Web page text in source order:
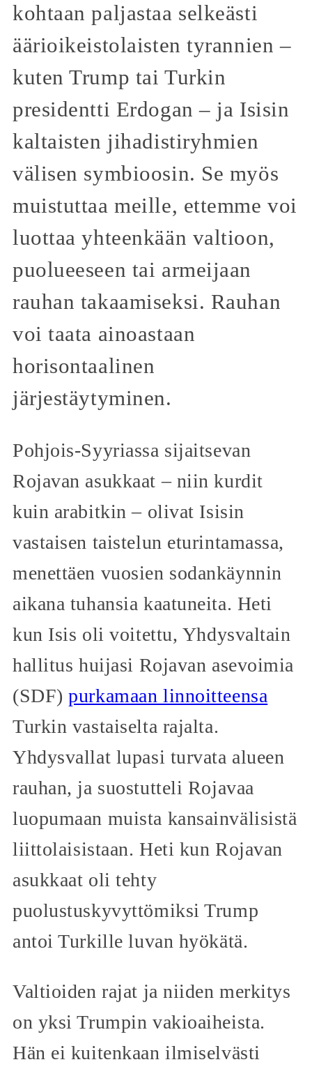
kohtaan paljastaa selkeästi
äärioikeistolaisten tyrannien –
kuten Trump tai Turkin
presidentti Erdogan – ja Isisin
kaltaisten jihadistiryhmien
välisen symbioosin. Se myös
muistuttaa meille, ettemme voi
luottaa yhteenkään valtioon,
puolueeseen tai armeijaan
rauhan takaamiseksi. Rauhan
voi taata ainoastaan
horisontaalinen
järjestäytyminen.
Pohjois-Syyriassa sijaitsevan
Rojavan asukkaat – niin kurdit
kuin arabitkin – olivat Isisin
vastaisen taistelun eturintamassa,
menettäen vuosien sodankäynnin
aikana tuhansia kaatuneita. Heti
kun Isis oli voitettu, Yhdysvaltain
hallitus huijasi Rojavan asevoimia
(SDF)purkamaan linnoitteensa
Turkin vastaiselta rajalta.
Yhdysvallat lupasi turvata alueen
rauhan, ja suostutteli Rojavaa
luopumaan muista kansainvälisistä
liittolaisistaan. Heti kun Rojavan
asukkaat oli tehty
puolustuskyvyttömiksi Trump
antoi Turkille luvan hyökätä.
Valtioiden rajat ja niiden merkitys
on yksi Trumpin vakioaiheista.
Hän ei kuitenkaan ilmiselvästi